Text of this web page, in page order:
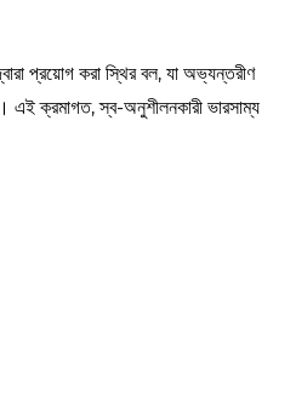
প্রয়োগ করা স্থির বল, যা অভ্যন্তরীণ
এই ক্রমাগত, স্ব-অনুশীলনকারী ভারসাম্য